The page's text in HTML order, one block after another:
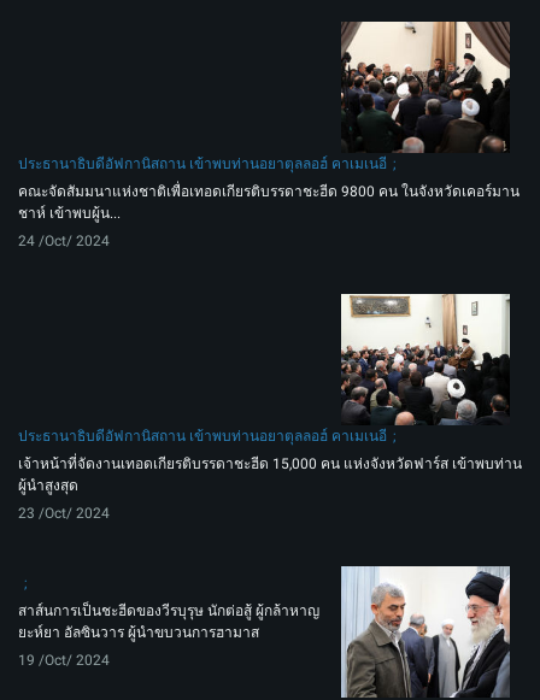
ประธานาธิบดีอัฟกานิสถาน เข้าพบท่านอยาตุลลอฮ์ คาเมเนอี
คณะจัดสัมมนาแห่งชาติเพื่อเทอดเกียรติบรรดาชะฮีด 9800 คน ในจังหวัดเคอร์มาน
ชาห์ เข้าพบผู้น...
24 /Oct/ 2024
ประธานาธิบดีอัฟกานิสถาน เข้าพบท่านอยาตุลลอฮ์ คาเมเนอี
เจ้าหน้าที่จัดงานเทอดเกียรติบรรดาชะฮีด 15,000 คน แห่งจังหวัดฟาร์ส เข้าพบท่าน
ผู้นำสูงสุด
23 /Oct/ 2024
สาส์นการเป็นชะฮีดของวีรบุรุษ นักต่อสู้ ผู้กล้าหาญ
ยะห์ยา อัลซินวาร ผู้นำขบวนการฮามาส
19 /Oct/ 2024